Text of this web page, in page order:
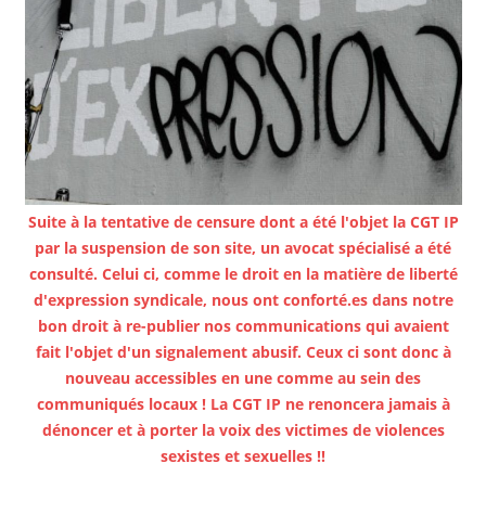
Suite à la tentative de censure dont a été l'objet la CGT IP
par la suspension de son site, un avocat spécialisé a été
consulté. Celui ci, comme le droit en la matière de liberté
d'expression syndicale, nous ont conforté.es dans notre
bon droit à re-publier nos communications qui avaient
fait l'objet d'un signalement abusif. Ceux ci sont donc à
nouveau accessibles en une comme au sein des
communiqués locaux ! La CGT IP ne renoncera jamais à
dénoncer et à porter la voix des victimes de violences
sexistes et sexuelles !!